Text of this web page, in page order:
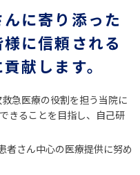
に寄り添った
に信頼される
献します。
急医療の役割を担う当院に
きることを目指し、自己研
者さん中心の医療提供に努め